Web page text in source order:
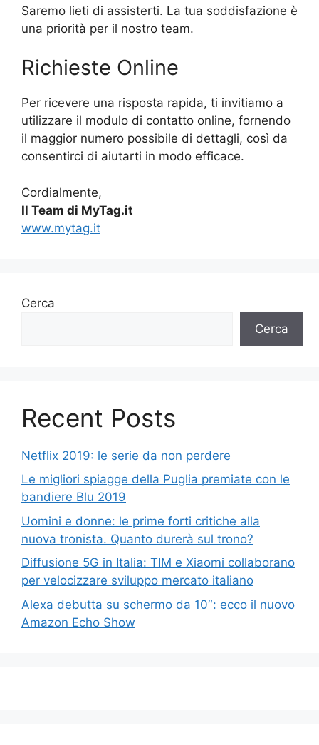
Saremo lieti di assisterti. La tua soddisfazione è
una priorità per il nostro team.
Richieste Online
Per ricevere una risposta rapida, ti invitiamo a
utilizzare il modulo di contatto online, fornendo
il maggior numero possibile di dettagli, così da
consentirci di aiutarti in modo efficace.
Cordialmente,
Il Team di MyTag.it
www.mytag.it
Cerca
Cerca
Recent Posts
Netflix 2019: le serie da non perdere
Le migliori spiagge della Puglia premiate con le
bandiere Blu 2019
Uomini e donne: le prime forti critiche alla
nuova tronista. Quanto durerà sul trono?
Diffusione 5G in Italia: TIM e Xiaomi collaborano
per velocizzare sviluppo mercato italiano
Alexa debutta su schermo da 10″: ecco il nuovo
Amazon Echo Show